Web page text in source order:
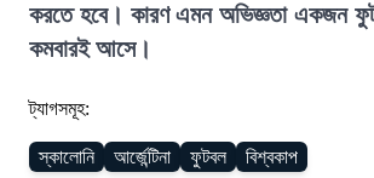
করতে হবে। কারণ এমন অভিজ্ঞতা একজন
কমবারই আসে।
ট্যাগসমূহ:
স্কালোনি আর্জেন্টিনা ফুটবল বিশ্বকাপ